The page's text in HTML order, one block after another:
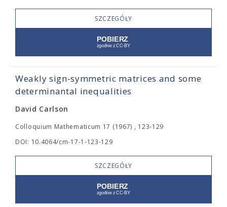
SZCZEGÓŁY
Weakly sign-symmetric matrices and some
determinantal inequalities
David Carlson
Colloquium Mathematicum 17 (1967) , 123-129
DOI: 10.4064/cm-17-1-123-129
SZCZEGÓŁY